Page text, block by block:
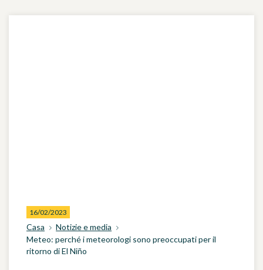
16/02/2023
Casa
Notizie e media
Meteo: perché i meteorologi sono preoccupati per il
ritorno di El Niño